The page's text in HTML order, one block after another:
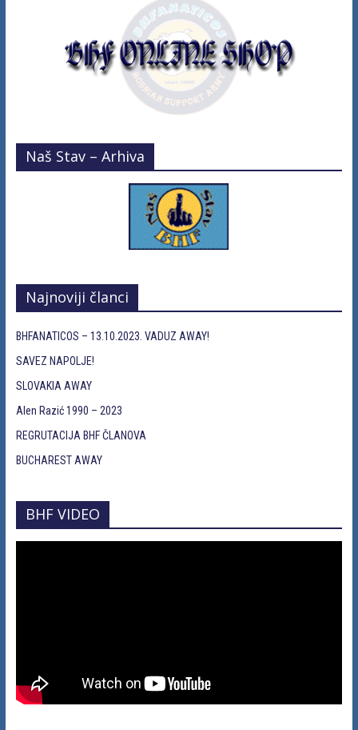
Naš Stav – Arhiva
Najnoviji članci
BHFANATICOS – 13.10.2023. VADUZ AWAY!
SAVEZ NAPOLJE!
SLOVAKIA AWAY
Alen Razić 1990 – 2023
REGRUTACIJA BHF ČLANOVA
BUCHAREST AWAY
BHF VIDEO